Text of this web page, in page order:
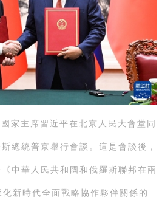
家主席習近平在北京人民大會堂同
總統普京舉行會談。這是會談後，
中華人民共和國和俄羅斯聯邦在兩
新時代全面戰略協作夥伴關係的